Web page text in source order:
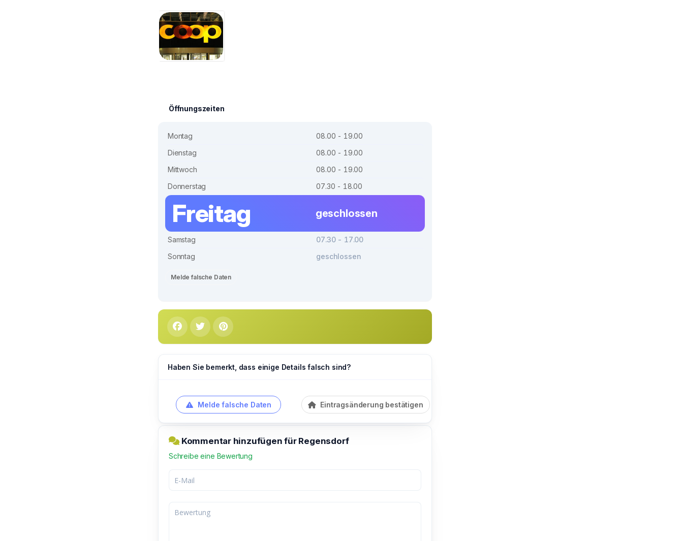
Öffnungszeiten
Montag
08.00 - 19.00
Dienstag
08.00 - 19.00
Mittwoch
08.00 - 19.00
Donnerstag
07.30 - 18.00
Freitag geschlossen
Samstag
07.30 - 17.00
Sonntag
geschlossen
Melde falsche Daten
Haben Sie bemerkt, dass einige Details falsch sind?
Melde falsche Daten Eintragsänderung bestätigen
Kommentar hinzufügen für Regensdorf
Schreibe eine Bewertung